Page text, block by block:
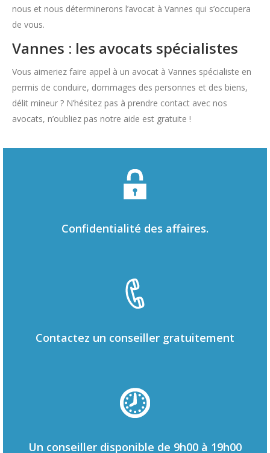
nous et nous déterminerons l’avocat à Vannes qui s’occupera
de vous.
Vannes : les avocats spécialistes
Vous aimeriez faire appel à un avocat à Vannes spécialiste en
permis de conduire, dommages des personnes et des biens,
délit mineur ? N’hésitez pas à prendre contact avec nos
avocats, n’oubliez pas notre aide est gratuite !
Confidentialité des affaires.
Contactez un conseiller gratuitement
Un conseiller disponible de 9h00 à 19h00